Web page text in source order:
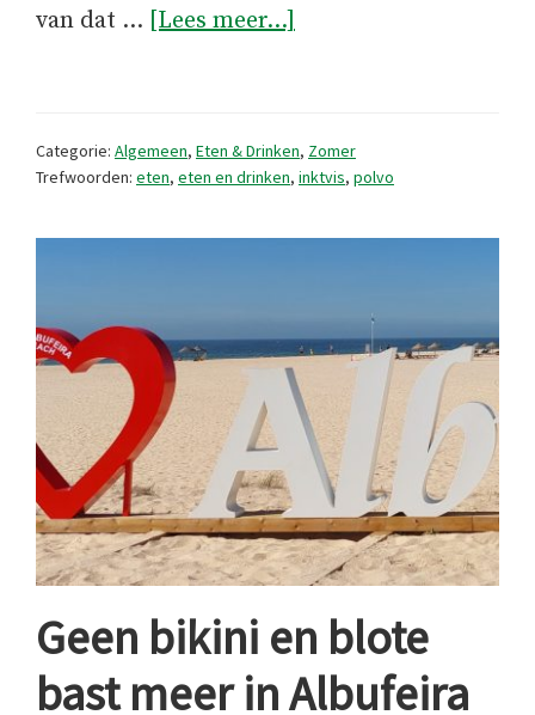
van dat … [Lees meer...]
eten,
weet
raad.
Categorie: Algemeen, Eten & Drinken, Zomer
Trefwoorden: eten, eten en drinken, inktvis, polvo
Geen bikini en blote
bast meer in Albufeira